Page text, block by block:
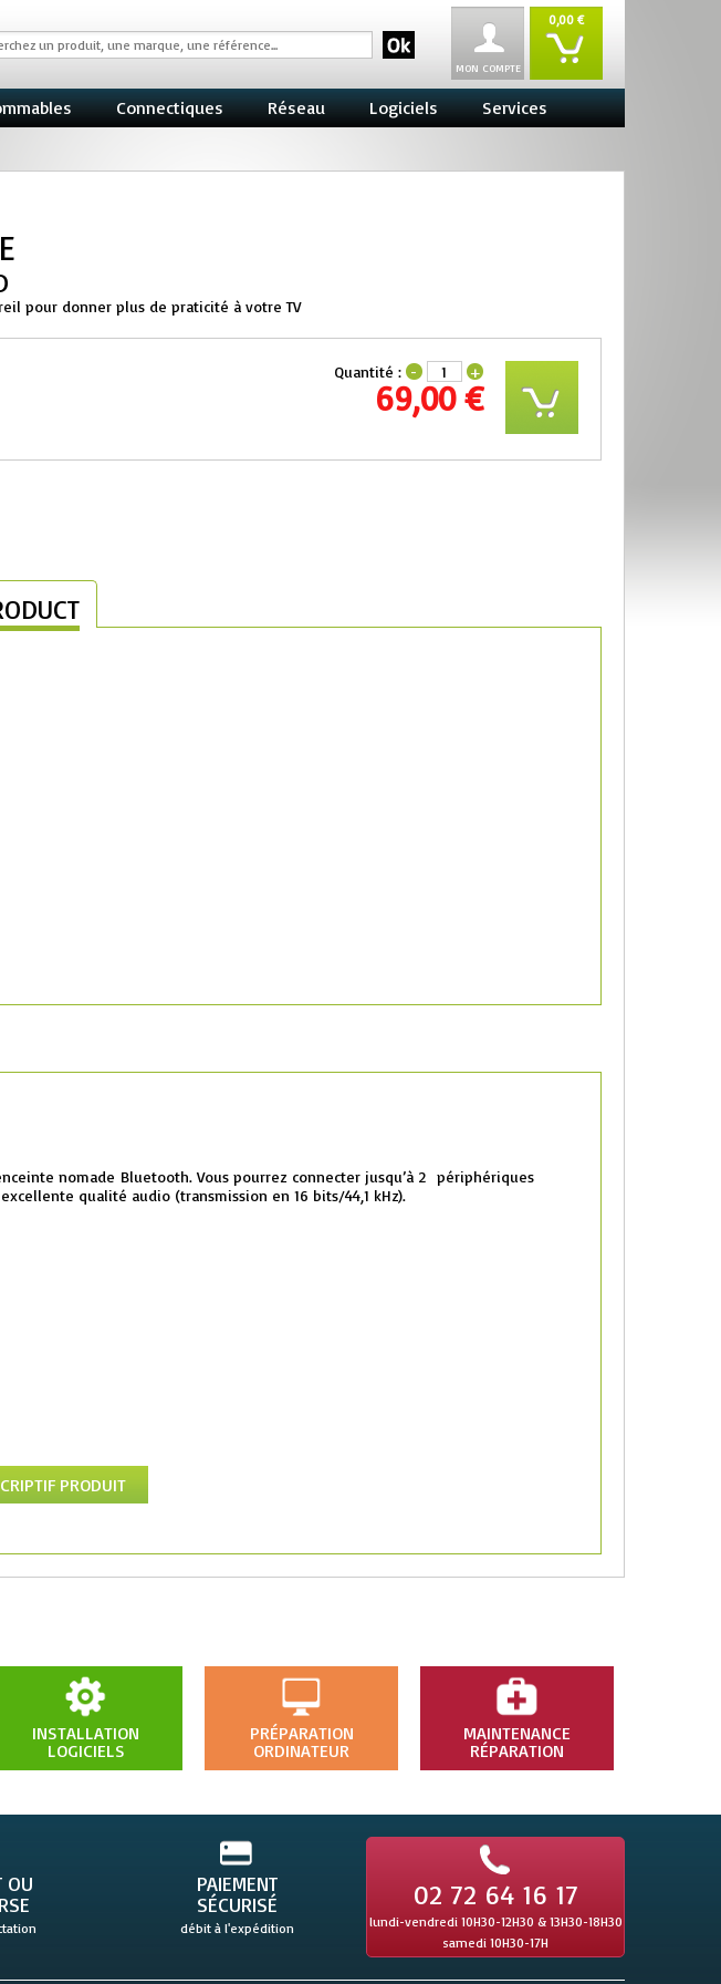
0,00 €
MON COMPTE
Connectiques Réseau Logiciels Services
pour donner plus de praticité à votre TV
Quantité : - +
69,00 €
nomade Bluetooth. Vous pourrez connecter jusqu’à 2 périphériques
qualité audio (transmission en 16 bits/44,1 kHz).
PRODUIT
INSTALLATION
LOGICIELS
PRÉPARATION
ORDINATEUR
MAINTENANCE
RÉPARATION
OU
PAIEMENT
SÉCURISÉ
débit à l'expédition
02 72 64 16 17
lundi-vendredi 10H30-12H30 & 13H30-18H30
samedi 10H30-17H